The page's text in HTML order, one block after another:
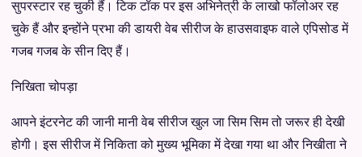
सुपरस्टार रह चुकी हैं। टिक टॉक पर इस अभिनेत्री के लाखो फॉलोअर रह
चुके हैं और इन्होंने प्रभा की डायरी वेब सीरीज के हाउसवाइफ वाले एपिसोड में
गजब गजब के सीन दिए हैं।
निखिता चोपड़ा
आपने इंटरनेट की जानी मानी वेब सीरीज खुल जा सिम सिम तो जरूर ही देखी
होगी। इस सीरीज में निकिता को मुख्य भूमिका में देखा गया था और निखीता ने